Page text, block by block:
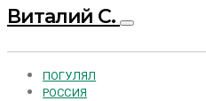
Виталий С.
ПОГУЛЯЛ
РОССИЯ